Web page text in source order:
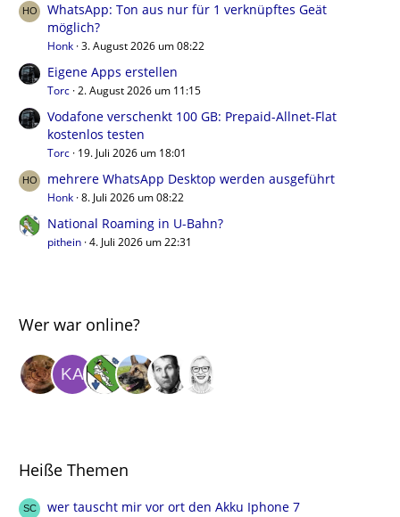
WhatsApp: Ton aus nur für 1 verknüpftes Geät
möglich?
Honk 3. August 2026 um 08:22
Eigene Apps erstellen
Torc 2. August 2026 um 11:15
Vodafone verschenkt 100 GB: Prepaid-Allnet-Flat
kostenlos testen
Torc 19. Juli 2026 um 18:01
mehrere WhatsApp Desktop werden ausgeführt
Honk 8. Juli 2026 um 08:22
National Roaming in U-Bahn?
pithein 4. Juli 2026 um 22:31
Wer war online?
Heiße Themen
wer tauscht mir vor ort den Akku Iphone 7